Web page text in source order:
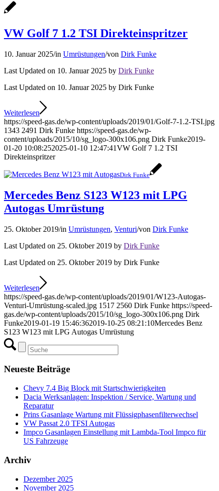
VW Golf 7 1.2 TSI Direkteinspritzer
10. Januar 2025/in Umrüstungen/von Dirk Funke
Last Updated on 10. Januar 2025 by Dirk Funke
Last Updated on 10. Januar 2025 by Dirk Funke
Weiterlesen
https://speed-gas.de/wp-content/uploads/2019/01/Golf-7-1.2-TSI.jpg
1343 2491 Dirk Funke https://speed-gas.de/wp-
content/uploads/2015/10/sg_logo-300x106.png Dirk Funke2019-
01-20 10:08:252025-01-10 12:47:41VW Golf 7 1.2 TSI
Direkteinspritzer
Dirk Funke
Mercedes Benz S123 W123 mit LPG
Autogas Umrüstung
25. Oktober 2019/in Umrüstungen, Venturi/von Dirk Funke
Last Updated on 25. Oktober 2019 by Dirk Funke
Last Updated on 25. Oktober 2019 by Dirk Funke
Weiterlesen
https://speed-gas.de/wp-content/uploads/2019/01/W123-Autogas-
Venturi-Umrüstung-scaled.jpg 1517 2560 Dirk Funke https://speed-
gas.de/wp-content/uploads/2015/10/sg_logo-300x106.png Dirk
Funke2019-01-19 15:46:362019-10-25 08:21:10Mercedes Benz
S123 W123 mit LPG Autogas Umrüstung
Neueste Beiträge
Chevy 7.4 Big Block mit Startschwierigkeiten
Dacia Werksanlagen: Inspektion / Service, Wartung und
Reparatur
Prins Gasanlage Wartung mit Flüssigphasenfilterwechsel
VW Passat 2.0 TFSI Autogas
Impco Gasanlagen Einstellung mit Lambda-Tool Impco für
US Fahrzeuge
Archiv
Dezember 2025
November 2025